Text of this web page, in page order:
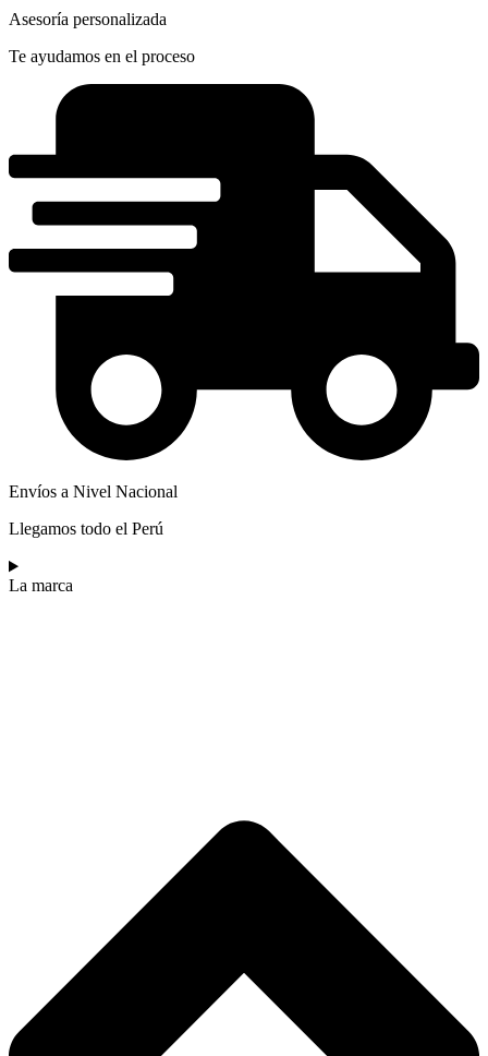
Asesoría personalizada
Te ayudamos en el proceso
Envíos a Nivel Nacional
Llegamos todo el Perú
La marca​